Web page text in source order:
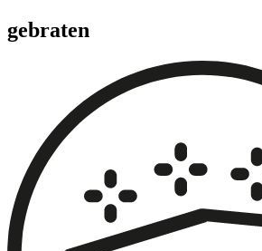
gebraten